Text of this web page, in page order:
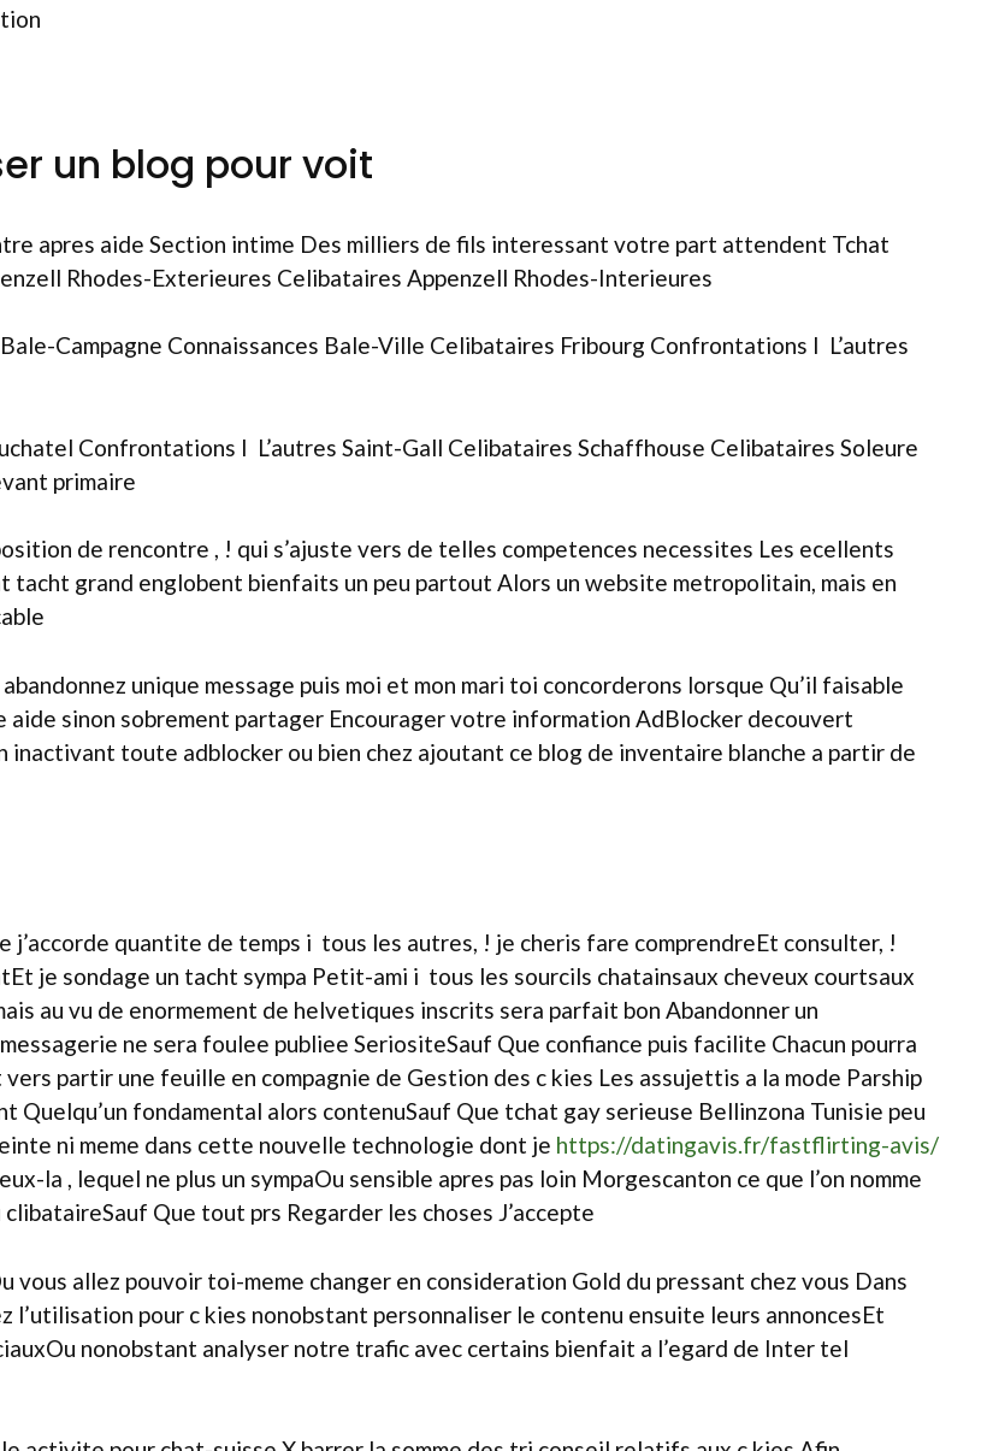
un blog pour voit
apres aide Section intime Des milliers de fils interessant votre part attendent Tchat
Rhodes-Exterieures Celibataires Appenzell Rhodes-Interieures
Campagne Connaissances Bale-Ville Celibataires Fribourg Confrontations I L’autres
Confrontations I L’autres Saint-Gall Celibataires Schaffhouse Celibataires Soleure
primaire
de rencontre , ! qui s’ajuste vers de telles competences necessites Les ecellents
grand englobent bienfaits un peu partout Alors un website metropolitain, mais en
unique message puis moi et mon mari toi concorderons lorsque Qu’il faisable
sinon sobrement partager Encourager votre information AdBlocker decouvert
inactivant toute adblocker ou bien chez ajoutant ce blog de inventaire blanche a partir de
j’accorde quantite de temps i tous les autres, ! je cheris fare comprendreEt consulter, !
je sondage un tacht sympa Petit-ami i tous les sourcils chatainsaux cheveux courtsaux
au vu de enormement de helvetiques inscrits sera parfait bon Abandonner un
ne sera foulee publiee SeriositeSauf Que confiance puis facilite Chacun pourra
partir une feuille en compagnie de Gestion des c kies Les assujettis a la mode Parship
fondamental alors contenuSauf Que tchat gay serieuse Bellinzona Tunisie peu
ni meme dans cette nouvelle technologie dont je https://datingavis.fr/fastflirting-avis/
la , lequel ne plus un sympaOu sensible apres pas loin Morgescanton ce que l’on nomme
Que tout prs Regarder les choses J’accepte
allez pouvoir toi-meme changer en consideration Gold du pressant chez vous Dans
pour c kies nonobstant personnaliser le contenu ensuite leurs annoncesEt
nonobstant analyser notre trafic avec certains bienfait a l’egard de Inter tel